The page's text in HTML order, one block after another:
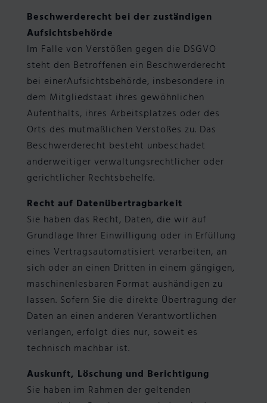
Beschwerderecht bei der zuständigen
Aufsichtsbehörde
Im Falle von Verstößen gegen die DSGVO
steht den Betroffenen ein Beschwerderecht
bei einerAufsichtsbehörde, insbesondere in
dem Mitgliedstaat ihres gewöhnlichen
Aufenthalts, ihres Arbeitsplatzes oder des
Orts des mutmaßlichen Verstoßes zu. Das
Beschwerderecht besteht unbeschadet
anderweitiger verwaltungsrechtlicher oder
gerichtlicher Rechtsbehelfe.
Recht auf Datenübertragbarkeit
Sie haben das Recht, Daten, die wir auf
Grundlage Ihrer Einwilligung oder in Erfüllung
eines Vertragsautomatisiert verarbeiten, an
sich oder an einen Dritten in einem gängigen,
maschinenlesbaren Format aushändigen zu
lassen. Sofern Sie die direkte Übertragung der
Daten an einen anderen Verantwortlichen
verlangen, erfolgt dies nur, soweit es
technisch machbar ist.
Auskunft, Löschung und Berichtigung
Sie haben im Rahmen der geltenden